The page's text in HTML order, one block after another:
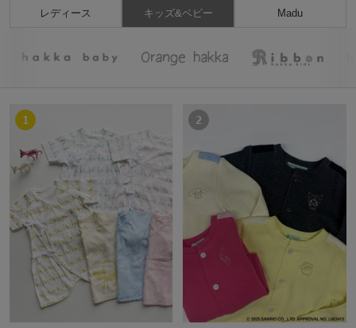
レディース キッズ&ベビー Madu
1 2